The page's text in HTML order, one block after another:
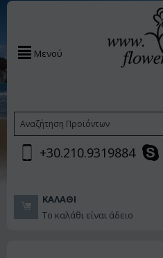
Μενού
+30.210.9319884
ΚΑΛΆΘΙ
Το καλάθι είναι άδειο